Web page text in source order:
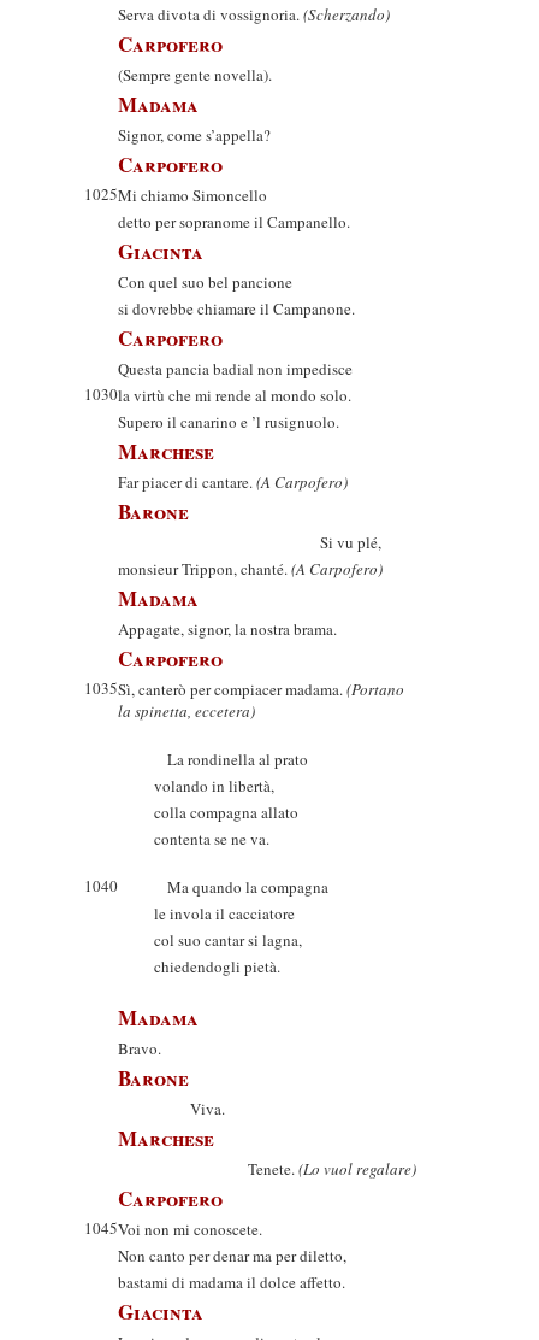
Serva divota di vossignoria.(Scherzando)
Carpofero
(Sempre gente novella).
Madama
Signor, come s’appella?
Carpofero
1025Mi chiamo Simoncello
detto per sopranome il Campanello.
Giacinta
Con quel suo bel pancione
si dovrebbe chiamare il Campanone.
Carpofero
Questa pancia badial non impedisce
1030la virtù che mi rende al mondo solo.
Supero il canarino e ’l rusignuolo.
Marchese
Far piacer di cantare.(A Carpofero)
Barone
Si vu plé,
monsieur Trippon, chanté.(A Carpofero)
Madama
Appagate, signor, la nostra brama.
Carpofero
1035Sì, canterò per compiacer madama.(Portano
la spinetta, eccetera)
La rondinella al prato
volando in libertà,
colla compagna allato
contenta se ne va.
1040
Ma quando la compagna
le invola il cacciatore
col suo cantar si lagna,
chiedendogli pietà.
Madama
Bravo.
Barone
Viva.
Marchese
Tenete.(Lo vuol regalare)
Carpofero
1045Voi non mi conoscete.
Non canto per denar ma per diletto,
bastami di madama il dolce affetto.
Giacinta